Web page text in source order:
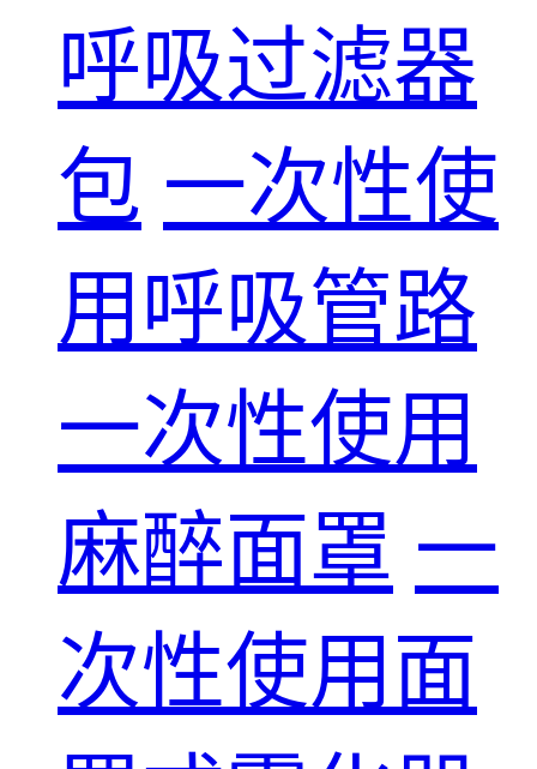
呼吸过滤器
包 一次性使
用呼吸管路
一次性使用
麻醉面罩 一
次性使用面